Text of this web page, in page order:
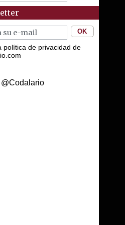
política de privacidad de